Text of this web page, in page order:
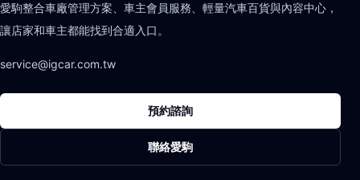
愛駒整合車廠管理方案、車主會員服務、輕量汽車百貨與內容中心，
讓店家和車主都能找到合適入口。
service@igcar.com.tw
預約諮詢
聯絡愛駒